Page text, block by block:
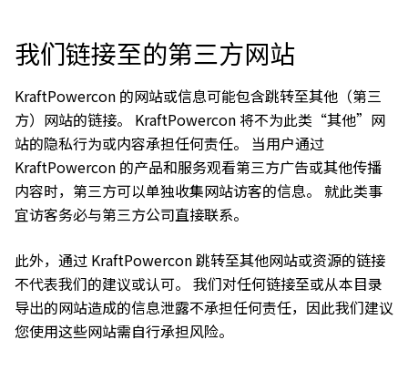
我们链接至的第三方网站
KraftPowercon 的网站或信息可能包含跳转至其他（第三
方）网站的链接。 KraftPowercon 将不为此类“其他”网
站的隐私行为或内容承担任何责任。 当用户通过
KraftPowercon 的产品和服务观看第三方广告或其他传播
内容时，第三方可以单独收集网站访客的信息。 就此类事
宜访客务必与第三方公司直接联系。
此外，通过 KraftPowercon 跳转至其他网站或资源的链接
不代表我们的建议或认可。 我们对任何链接至或从本目录
导出的网站造成的信息泄露不承担任何责任，因此我们建议
您使用这些网站需自行承担风险。